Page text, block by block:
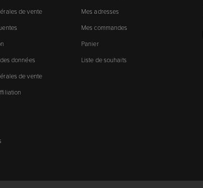
de vente
données
de vente
Mes adresses
Mes commandes
Panier
Liste de souhaits